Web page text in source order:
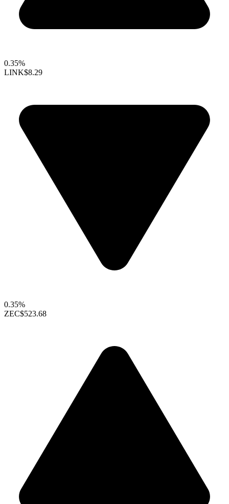
0.35%
LINK$8.29
0.35%
ZEC$523.68